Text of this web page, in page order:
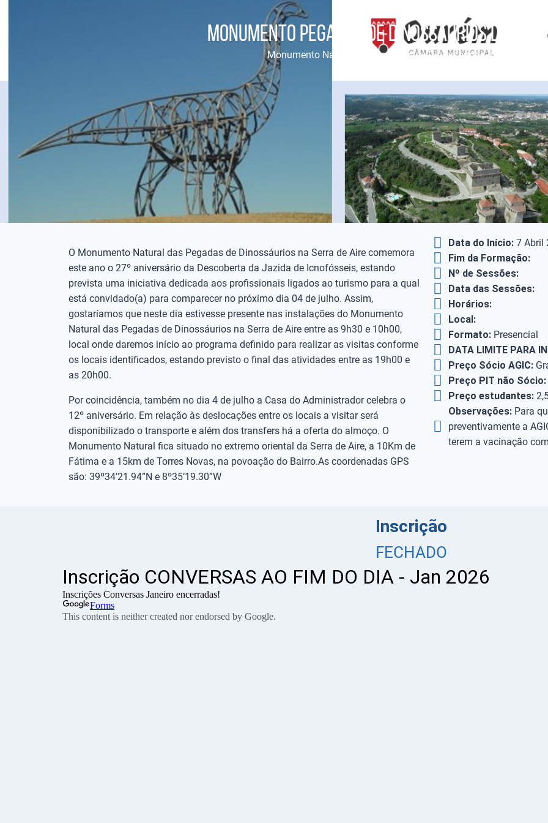
Monumento Pegadas de Dinossáurios da
Monumento Natural das Pegadas de Dinossáurios da Serra de
O Monumento Natural das Pegadas de Dinossáurios na Serra de Aire comemora
este ano o 27º aniversário da Descoberta da Jazida de Icnofósseis, estando
prevista uma iniciativa dedicada aos profissionais ligados ao turismo para a qual
está convidado(a) para comparecer no próximo dia 04 de julho. Assim,
gostaríamos que neste dia estivesse presente nas instalações do Monumento
Natural das Pegadas de Dinossáurios na Serra de Aire entre as 9h30 e 10h00,
local onde daremos início ao programa definido para realizar as visitas conforme
os locais identificados, estando previsto o final das atividades entre as 19h00 e
as 20h00.
Por coincidência, também no dia 4 de julho a Casa do Administrador celebra o
12º aniversário. Em relação às deslocações entre os locais a visitar será
disponibilizado o transporte e além dos transfers há a oferta do almoço. O
Monumento Natural fica situado no extremo oriental da Serra de Aire, a 10Km de
Fátima e a 15km de Torres Novas, na povoação do Bairro.As coordenadas GPS
são: 39º34’21.94”N e 8º35’19.30”W
Data do Início: 7 Abril
Fim da Formação:
Nº de Sessões:
Data das Sessões:
Horários:
Local:
Formato: Presencial
DATA LIMITE PARA
Preço Sócio AGIC:
Preço PIT não Sócio:
Preço estudantes:
Observações: Para
preventivamente a
terem a vacinação
Inscrição
FECHADO